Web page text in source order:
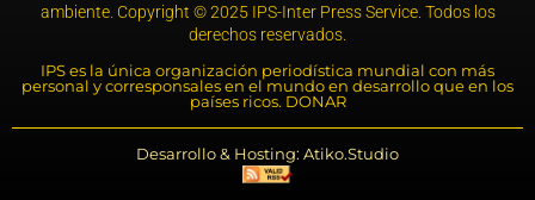
ambiente. Copyright © 2025 IPS-Inter Press Service. Todos los
derechos reservados.
IPS es la única organización periodística mundial con más
personal y corresponsales en el mundo en desarrollo que en los
países ricos. DONAR
Desarrollo & Hosting: Atiko.Studio